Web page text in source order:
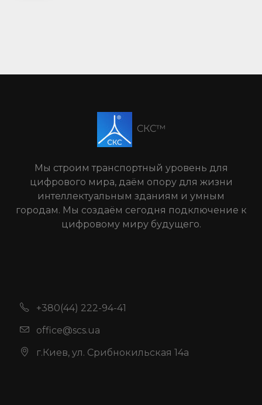
СКС™
Мы строим транспортный уровень для
цифрового мира, даём опору для жизни
интеллектуальным зданиям и умным
городам. Мы создаём сегодня подключение к
цифровому миру будущего.
+380(44) 222-94-41
office@scs.ua
г.Киев, ул. Срибнокильская 14а